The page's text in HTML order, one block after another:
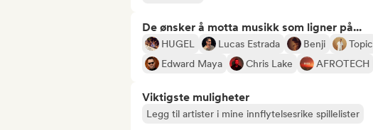
De ønsker å motta musikk som ligner på...
HUGEL Lucas Estrada Benji Topic
Edward Maya
Chris Lake AFROTECH
Viktigste muligheter
Legg til artister i mine innflytelsesrike spillelister